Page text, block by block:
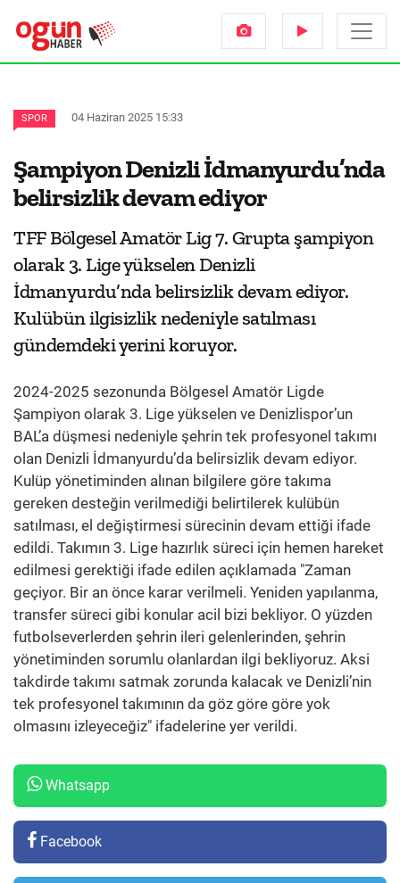
SPOR 04 Haziran 2025 15:33
Şampiyon Denizli İdmanyurdu’nda
belirsizlik devam ediyor
TFF Bölgesel Amatör Lig 7. Grupta şampiyon
olarak 3. Lige yükselen Denizli
İdmanyurdu’nda belirsizlik devam ediyor.
Kulübün ilgisizlik nedeniyle satılması
gündemdeki yerini koruyor.
2024-2025 sezonunda Bölgesel Amatör Ligde
Şampiyon olarak 3. Lige yükselen ve Denizlispor’un
BAL’a düşmesi nedeniyle şehrin tek profesyonel takımı
olan Denizli İdmanyurdu’da belirsizlik devam ediyor.
Kulüp yönetiminden alınan bilgilere göre takıma
gereken desteğin verilmediği belirtilerek kulübün
satılması, el değiştirmesi sürecinin devam ettiği ifade
edildi. Takımın 3. Lige hazırlık süreci için hemen hareket
edilmesi gerektiği ifade edilen açıklamada "Zaman
geçiyor. Bir an önce karar verilmeli. Yeniden yapılanma,
transfer süreci gibi konular acil bizi bekliyor. O yüzden
futbolseverlerden şehrin ileri gelenlerinden, şehrin
yönetiminden sorumlu olanlardan ilgi bekliyoruz. Aksi
takdirde takımı satmak zorunda kalacak ve Denizli’nin
tek profesyonel takımının da göz göre göre yok
olmasını izleyeceğiz" ifadelerine yer verildi.
Whatsapp
Facebook